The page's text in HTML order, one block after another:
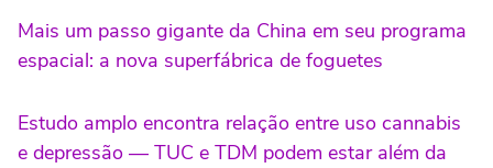
Mais um passo gigante da China em seu programa
espacial: a nova superfábrica de foguetes
Estudo amplo encontra relação entre uso cannabis
e depressão — TUC e TDM podem estar além da